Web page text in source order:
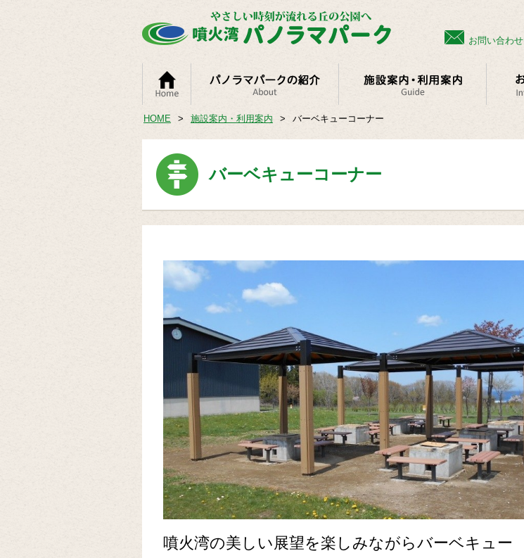
お問い合わせ
HOME > 施設案内・利用案内 > バーベキューコーナー
バーベキューコーナー
噴火湾の美しい展望を楽しみながらバーベキュー